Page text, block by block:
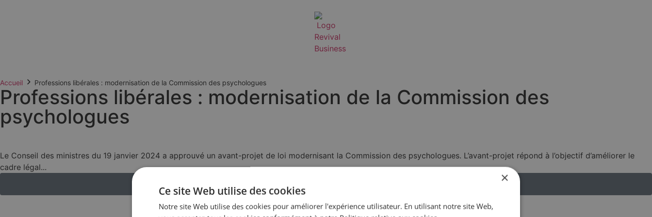
Accueil Professions libérales : modernisation de la Commission des psychologues
Professions libérales : modernisation de la Commission des
psychologues
Le Conseil des ministres du 19 janvier 2024 a approuvé un avant-projet de loi modernisant la Commission des psychologues. L’avant-projet répond à l’objectif d’améliorer le
cadre légal...
Lire cet article sur sdi.be
×
Ce site Web utilise des cookies
Notre site Web utilise des cookies pour améliorer l'expérience utilisateur. En utilisant notre site Web,